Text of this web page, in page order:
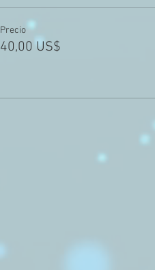
Precio
40,00 US$